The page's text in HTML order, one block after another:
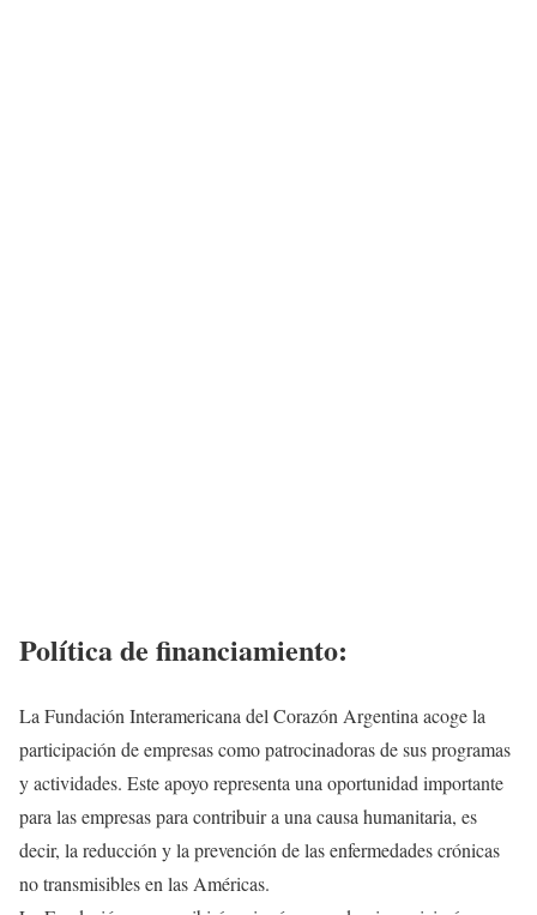
Política de financiamiento:
La Fundación Interamericana del Corazón Argentina acoge la
participación de empresas como patrocinadoras de sus programas
y actividades. Este apoyo representa una oportunidad importante
para las empresas para contribuir a una causa humanitaria, es
decir, la reducción y la prevención de las enfermedades crónicas
no transmisibles en las Américas.